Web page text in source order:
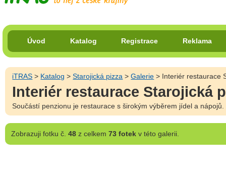
Úvod Katalog Registrace Reklama
iTRAS > Katalog >Starojická pizza >Galerie > Interiér restaurace
Interiér restaurace Starojická
Součástí penzionu je restaurace s širokým výběrem jídel a nápojů.
Zobrazujifotku č. 48z celkem 73 fotekv této galerii.